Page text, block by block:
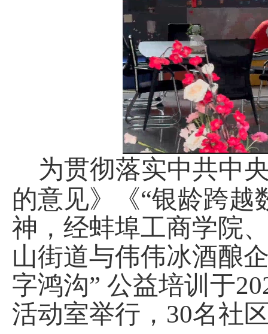
为贯彻落实中共中
的意见》《“银龄跨越
神，经蚌埠工商学院
山街道与伟伟冰酒酿
字鸿沟” 公益培训于
活动室举行，30名社